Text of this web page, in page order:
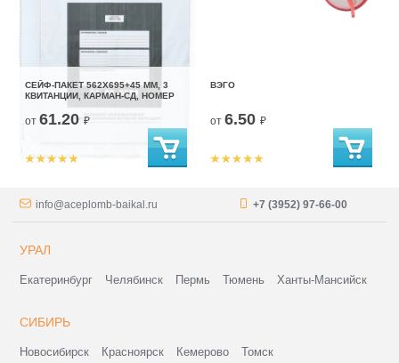
СЕЙФ-ПАКЕТ 562Х695+45 ММ, 3
КВИТАНЦИИ, КАРМАН-СД, НОМЕР
от 61.20 ₽
ВЭГО
от 6.50 ₽
info@aceplomb-baikal.ru +7 (3952) 97-66-00
УРАЛ
Екатеринбург Челябинск Пермь Тюмень Ханты-Мансийск
СИБИРЬ
Новосибирск Красноярск Кемерово Томск